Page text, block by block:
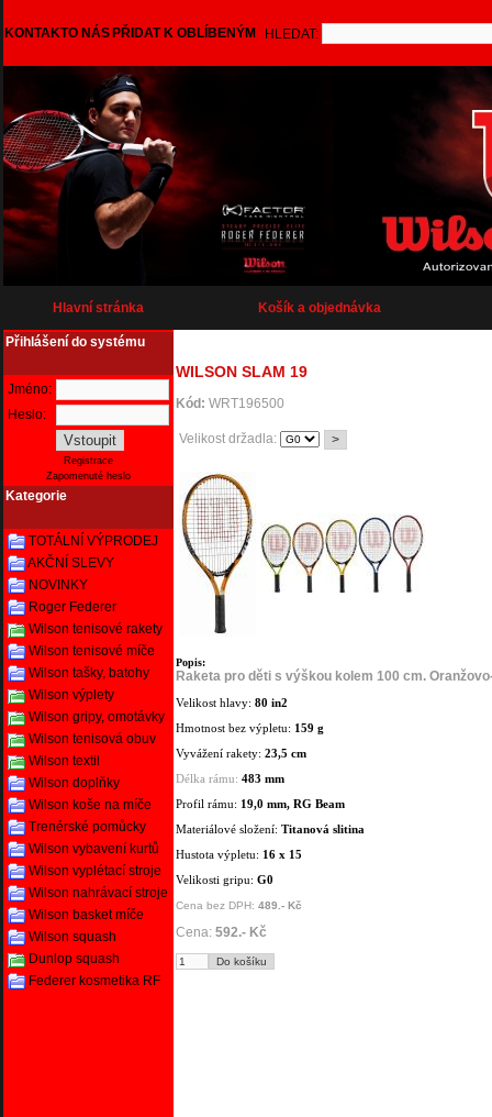
KONTAKTO NÁS PŘIDAT K OBLÍBENÝM HLEDAT:
Hlavní stránka Košík a objednávka
Přihlášení do systému
Jméno:
Heslo:
Registrace
Zapomenuté heslo
Kategorie
TOTÁLNÍ VÝPRODEJ
AKČNÍ SLEVY
NOVINKY
Roger Federer
Wilson tenisové rakety
Wilson tenisové míče
Wilson tašky, batohy
Wilson výplety
Wilson gripy, omotávky
Wilson tenisová obuv
Wilson textil
Wilson doplňky
Wilson koše na míče
Trenérské pomůcky
Wilson vybavení kurtů
Wilson vyplétací stroje
Wilson nahrávací stroje
Wilson basket míče
Wilson squash
Dunlop squash
Federer kosmetika RF
WILSON SLAM 19
Kód: WRT196500
Velikost držadla:
Popis:
Raketa pro děti s výškou kolem 100 cm.
Velikost hlavy: 80 in2
Hmotnost bez výpletu: 159 g
Vyvážení rakety: 23,5 cm
Délka rámu: 483 mm
Profil rámu: 19,0 mm, RG Beam
Materiálové složení: Titanová slitina
Hustota výpletu: 16 x 15
Velikosti gripu: G0
Cena bez DPH: 489.- Kč
Cena: 592.- Kč